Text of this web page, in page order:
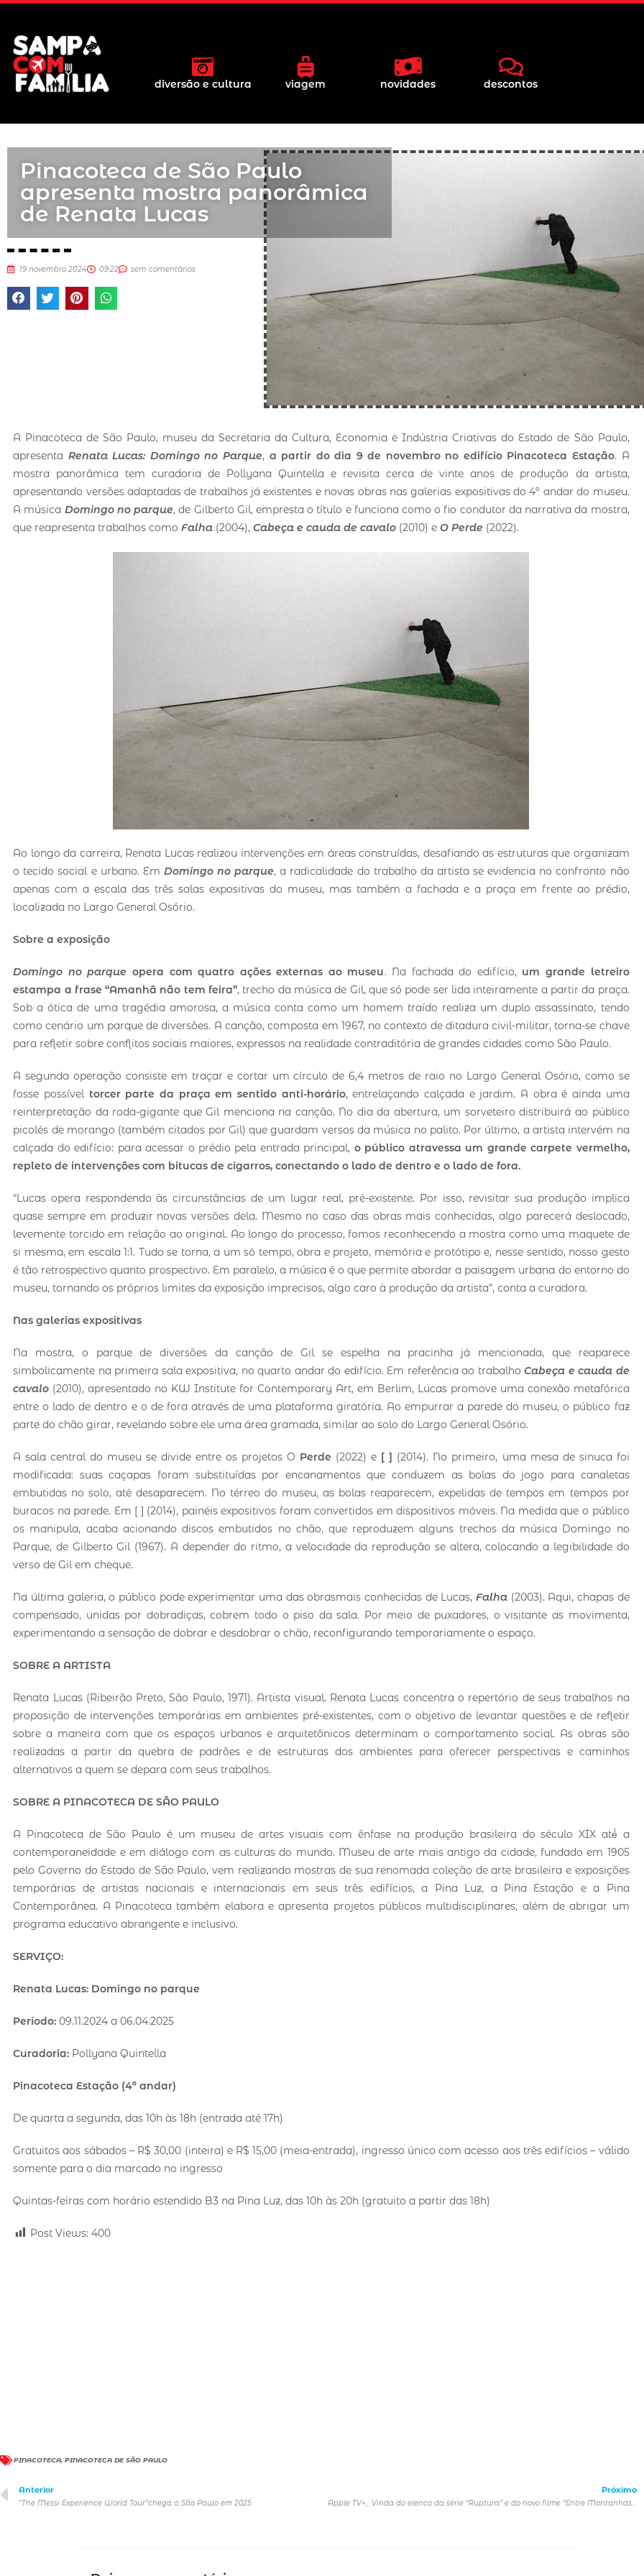
diversão e cultura viagem novidades descontos
Pinacoteca de São Paulo
apresenta mostra panorâmica
de Renata Lucas
19 novembro 2024 09:22 sem comentários
A Pinacoteca de São Paulo, museu da Secretaria da Cultura, Economia e Indústria Criativas do Estado de São Paulo,
apresenta Renata Lucas: Domingo no Parque, a partir do dia 9 de novembro no edifício Pinacoteca Estação. A
mostra panorâmica tem curadoria de Pollyana Quintella e revisita cerca de vinte anos de produção da artista,
apresentando versões adaptadas de trabalhos já existentes e novas obras nas galerias expositivas do 4º andar do museu.
A música Domingo no parque, de Gilberto Gil, empresta o título e funciona como o fio condutor da narrativa da mostra,
que reapresenta trabalhos comoFalha (2004),Cabeça e cauda de cavalo (2010) eO Perde (2022).
Ao longo da carreira, Renata Lucas realizou intervenções em áreas construídas, desafiando as estruturas que organizam
o tecido social e urbano. Em Domingo no parque, a radicalidade do trabalho da artista se evidencia no confronto não
apenas com a escala das três salas expositivas do museu, mas também a fachada e a praça em frente ao prédio,
localizada no Largo General Osório.
Sobre a exposição
Domingo no parque opera com quatro ações externas ao museu. Na fachada do edifício, um grande letreiro
estampa a frase “Amanhã não tem feira”, trecho da música de Gil, que só pode ser lida inteiramente a partir da praça.
Sob a ótica de uma tragédia amorosa, a música conta como um homem traído realiza um duplo assassinato, tendo
como cenário um parque de diversões. A canção, composta em 1967, no contexto de ditadura civil-militar, torna-se chave
para refletir sobre conflitos sociais maiores, expressos na realidade contraditória de grandes cidades como São Paulo.
A segunda operação consiste em traçar e cortar um círculo de 6,4 metros de raio no Largo General Osório, como se
fosse possível torcer parte da praça em sentido anti-horário, entrelaçando calçada e jardim. A obra é ainda uma
reinterpretação da roda-gigante que Gil menciona na canção. No dia da abertura, um sorveteiro distribuirá ao público
picolés de morango (também citados por Gil) que guardam versos da música no palito. Por último, a artista intervém na
calçada do edifício: para acessar o prédio pela entrada principal, o público atravessa um grande carpete vermelho,
repleto de intervenções com bitucas de cigarros, conectando o lado de dentro e o lado de fora.
“Lucas opera respondendo às circunstâncias de um lugar real, pré-existente. Por isso, revisitar sua produção implica
quase sempre em produzir novas versões dela. Mesmo no caso das obras mais conhecidas, algo parecerá deslocado,
levemente torcido em relação ao original. Ao longo do processo, fomos reconhecendo a mostra como uma maquete de
si mesma, em escala 1:1. Tudo se torna, a um só tempo, obra e projeto, memória e protótipo e, nesse sentido, nosso gesto
é tão retrospectivo quanto prospectivo. Em paralelo, a música é o que permite abordar a paisagem urbana do entorno do
museu, tornando os próprios limites da exposição imprecisos, algo caro à produção da artista”, conta a curadora.
Nas galerias expositivas
Na mostra, o parque de diversões da canção de Gil se espelha na pracinha já mencionada, que reaparece
simbolicamente na primeira sala expositiva, no quarto andar do edifício. Em referência ao trabalhoCabeça e cauda de
cavalo (2010), apresentado no KW Institute for Contemporary Art, em Berlim, Lucas promove uma conexão metafórica
entre o lado de dentro e o de fora através de uma plataforma giratória. Ao empurrar a parede do museu, o público faz
parte do chão girar, revelando sobre ele uma área gramada, similar ao solo do Largo General Osório.
A sala central do museu se divide entre os projetos O Perde (2022) e [ ] (2014). No primeiro, uma mesa de sinuca foi
modificada: suas caçapas foram substituídas por encanamentos que conduzem as bolas do jogo para canaletas
embutidas no solo, até desaparecem. No térreo do museu, as bolas reaparecem, expelidas de tempos em tempos por
buracos na parede. Em [ ] (2014), painéis expositivos foram convertidos em dispositivos móveis. Na medida que o público
os manipula, acaba acionando discos embutidos no chão, que reproduzem alguns trechos da música Domingo no
Parque, de Gilberto Gil (1967). A depender do ritmo, a velocidade da reprodução se altera, colocando a legibilidade do
verso de Gil em cheque.
Na última galeria, o público pode experimentar uma das obrasmais conhecidas de Lucas, Falha(2003). Aqui, chapas de
compensado, unidas por dobradiças, cobrem todo o piso da sala. Por meio de puxadores, o visitante as movimenta,
experimentando a sensação de dobrar e desdobrar o chão, reconfigurando temporariamente o espaço.
SOBRE A ARTISTA
Renata Lucas (Ribeirão Preto, São Paulo, 1971). Artista visual. Renata Lucas concentra o repertório de seus trabalhos na
proposição de intervenções temporárias em ambientes pré-existentes, com o objetivo de levantar questões e de refletir
sobre a maneira com que os espaços urbanos e arquitetônicos determinam o comportamento social. As obras são
realizadas a partir da quebra de padrões e de estruturas dos ambientes para oferecer perspectivas e caminhos
alternativos a quem se depara com seus trabalhos.
SOBRE A PINACOTECA DE SÃO PAULO
A Pinacoteca de São Paulo é um museu de artes visuais com ênfase na produção brasileira do século XIX até́ a
contemporaneidade e em diálogo com as culturas do mundo. Museu de arte mais antigo da cidade, fundado em 1905
pelo Governo do Estado de São Paulo, vem realizando mostras de sua renomada coleção de arte brasileira e exposições
temporárias de artistas nacionais e internacionais em seus três edifícios, a Pina Luz, a Pina Estação e a Pina
Contemporânea. A Pinacoteca também elabora e apresenta projetos públicos multidisciplinares, além de abrigar um
programa educativo abrangente e inclusivo.
SERVIÇO:
Renata Lucas: Domingo no parque
Período:09.11.2024 a 06.04.2025
Curadoria: Pollyana Quintella
Pinacoteca Estação (4º andar)
De quarta a segunda, das 10h às 18h (entrada até 17h)
Gratuitos aos sábados – R$ 30,00 (inteira) e R$ 15,00 (meia-entrada), ingresso único com acesso aos três edifícios – válido
somente para o dia marcado no ingresso
Quintas-feiras com horário estendido B3 na Pina Luz, das 10h às 20h (gratuito a partir das 18h)
Post Views: 400
PINACOTECA, PINACOTECA DE SÃO PAULO
Anterior
“The Messi Experience World Tour”chega a São Paulo em 2025
Próximo
Apple TV+_ Vinda do elenco da série “Ruptura” e do novo filme “Entre Montanhas” para os Palcos Thunder e Omelete